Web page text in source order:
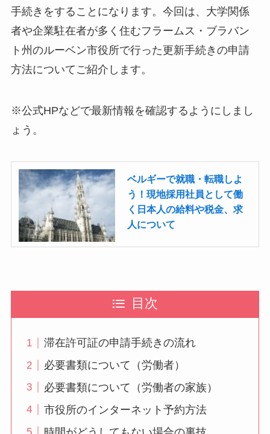
手続きをすることになります。今回は、大学関係
者や企業駐在者が多く住むフラームス・ブラバン
ト州のルーベン市役所で行った更新手続きの申請
方法についてご紹介します。
※公式HPなどで最新情報を確認するようにしまし
ょう。
ベルギーで就職・転職しよ
う！現地採用社員として働
く日本人の給料や税金、求
人について
目次
滞在許可証の申請手続きの流れ
必要書類について（労働者）
必要書類について（労働者の家族）
市役所のインターネット予約方法